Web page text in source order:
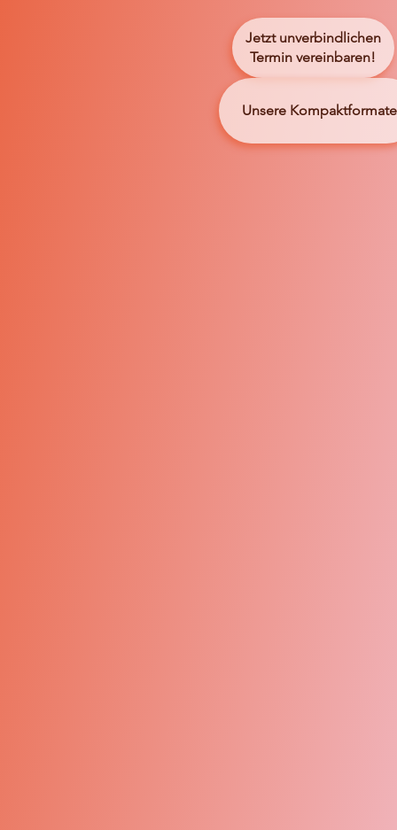
Jetzt unverbindlichen
Termin vereinbaren!
Unsere Kompaktformate